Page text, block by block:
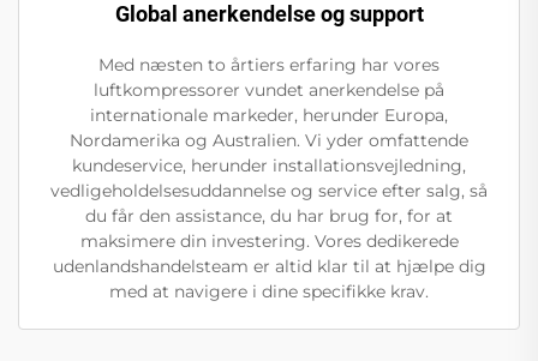
Global anerkendelse og support
Med næsten to årtiers erfaring har vores
luftkompressorer vundet anerkendelse på
internationale markeder, herunder Europa,
Nordamerika og Australien. Vi yder omfattende
kundeservice, herunder installationsvejledning,
vedligeholdelsesuddannelse og service efter salg, så
du får den assistance, du har brug for, for at
maksimere din investering. Vores dedikerede
udenlandshandelsteam er altid klar til at hjælpe dig
med at navigere i dine specifikke krav.